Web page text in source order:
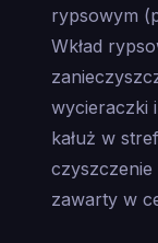
rypsowym
Wkład
wycieraczki
kałuż w
czyszczenie
zawarty w